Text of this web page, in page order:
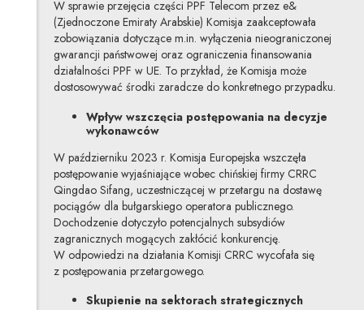
W sprawie przejęcia części PPF Telecom przez e&
(Zjednoczone Emiraty Arabskie) Komisja zaakceptowała
zobowiązania dotyczące m.in. wyłączenia nieograniczonej
gwarancji państwowej oraz ograniczenia finansowania
działalności PPF w UE. To przykład, że Komisja może
dostosowywać środki zaradcze do konkretnego przypadku.
Wpływ wszczęcia postępowania na decyzje
wykonawców
W październiku 2023 r. Komisja Europejska wszczęła
postępowanie wyjaśniające wobec chińskiej firmy CRRC
Qingdao Sifang, uczestniczącej w przetargu na dostawę
pociągów dla bułgarskiego operatora publicznego.
Dochodzenie dotyczyło potencjalnych subsydiów
zagranicznych mogących zakłócić konkurencję.
W odpowiedzi na działania Komisji CRRC wycofała się
z postępowania przetargowego.
Skupienie na sektorach strategicznych